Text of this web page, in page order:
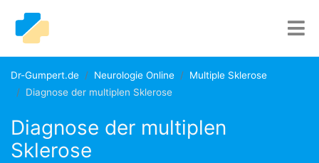
Dr-Gumpert.de Neurologie Online
Multiple Sklerose
Diagnose der multiplen Sklerose
Diagnose der multiplen
Sklerose